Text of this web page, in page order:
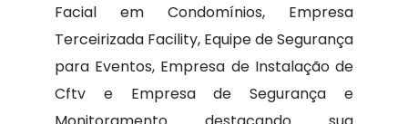
Facial em Condomínios, Empresa
Terceirizada Facility, Equipe de Segurança
para Eventos, Empresa de Instalação de
Cftv e Empresa de Segurança e